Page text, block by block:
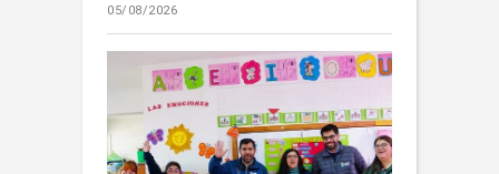
05/08/2026